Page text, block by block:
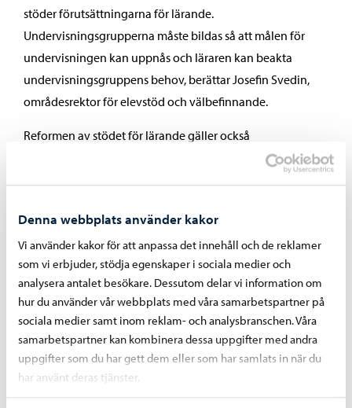
Denna webbplats använder kakor
Vi använder kakor för att anpassa det innehåll och de reklamer
som vi erbjuder, stödja egenskaper i sociala medier och
analysera antalet besökare. Dessutom delar vi information om
hur du använder vår webbplats med våra samarbetspartner på
sociala medier samt inom reklam- och analysbranschen. Våra
samarbetspartner kan kombinera dessa uppgifter med andra
uppgifter som du har gett dem eller som har samlats in när du
har använt deras tjänster.
stöder förutsättningarna för lärande.
Undervisningsgrupperna måste bildas så att målen för
undervisningen kan uppnås och läraren kan beakta
undervisningsgruppens behov, berättar Josefin Svedin,
områdesrektor för elevstöd och välbefinnande.
Reformen av stödet för lärande gäller också
gymnasieutbildningen. I fortsättningen ges stöd på två
specialundervisning som ges av speciallärare och ett
förvaltningsbeslut om den. Före lagändringen har det inte
fattats beslut om stöd i gymnasiet, utan olika stödåtgärder
har genomförts som en del av undervisningen.
Arbetet med att uppdatera de lokala läroplanerna i Borgå
inleddes i början av året. Målet är att arbetet blir klart för
kommentarer före slutet av våren och att läroplanerna